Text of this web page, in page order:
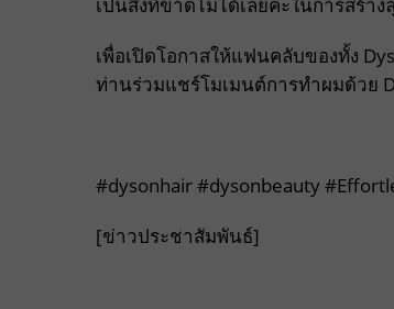
เพื่อเปิดโอกาสให้แฟนคลับของทั้ง
ท่านร่วมแชร์โมเมนต์การทำผมด้วย
#dysonhair #dysonbeauty
[ข่าวประชาสัมพันธ์]